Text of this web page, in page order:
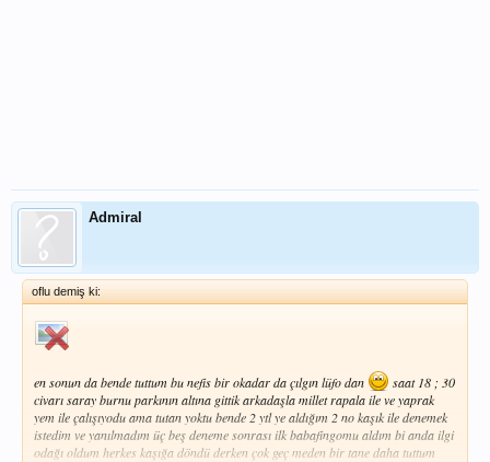
Admiral
oflu demiş ki:
en sonun da bende tuttum bu nefis bir okadar da çılgın lüfo dan
saat 18 ; 30
civarı saray burnu parkının altına gittik arkadaşla millet rapala ile ve yaprak
yem ile çalışıyodu ama tutan yoktu bende 2 ytl ye aldığım 2 no kaşık ile denemek
istedim ve yanılmadım üç beş deneme sonrası ilk babafingomu aldım bi anda ilgi
odağı oldum herkes kaşığa döndü derken çok geç meden bir tane daha tuttum